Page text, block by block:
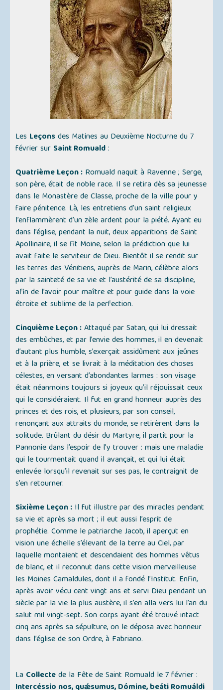
Les Leçonsdes Matines au Deuxième Nocturne du 7
février sur Saint Romuald:
Quatrième Leçon : Romuald naquit à Ravenne ; Serge,
son père, était de noble race. Il se retira dès sa jeunesse
dans le Monastère de Classe, proche de la ville pour y
faire pénitence. Là, les entretiens d’un saint religieux
l’enflammèrent d’un zèle ardent pour la piété. Ayant eu
dans l’église, pendant la nuit, deux apparitions de Saint
Apollinaire, il se fit Moine, selon la prédiction que lui
avait faite le serviteur de Dieu. Bientôt il se rendit sur
les terres des Vénitiens, auprès de Marin, célèbre alors
par la sainteté de sa vie et l’austérité de sa discipline,
afin de l’avoir pour maître et pour guide dans la voie
étroite et sublime de la perfection.
Cinquième Leçon :Attaqué par Satan, qui lui dressait
des embûches, et par l’envie des hommes, il en devenait
d’autant plus humble, s’exerçait assidûment aux jeûnes
et à la prière, et se livrait à la méditation des choses
célestes, en versant d’abondantes larmes : son visage
était néanmoins toujours si joyeux qu’il réjouissait ceux
qui le considéraient. Il fut en grand honneur auprès des
princes et des rois, et plusieurs, par son conseil,
renonçant aux attraits du monde, se retirèrent dans la
solitude. Brûlant du désir du Martyre, il partit pour la
Pannonie dans l’espoir de l’y trouver : mais une maladie
qui le tourmentait quand il avançait, et qui lui était
enlevée lorsqu’il revenait sur ses pas, le contraignit de
s’en retourner.
Sixième Leçon : Il fut illustre par des miracles pendant
sa vie et après sa mort ; il eut aussi l’esprit de
prophétie. Comme le patriarche Jacob, il aperçut en
vision une échelle s’élevant de la terre au Ciel, par
laquelle montaient et descendaient des hommes vêtus
de blanc, et il reconnut dans cette vision merveilleuse
les Moines Camaldules, dont il a fondé l’Institut. Enfin,
après avoir vécu cent vingt ans et servi Dieu pendant un
siècle par la vie la plus austère, il s’en alla vers lui l’an du
salut mil vingt-sept. Son corps ayant été trouvé intact
cinq ans après sa sépulture, on le déposa avec honneur
dans l’église de son Ordre, à Fabriano.
La Collectede la Fête de Saint Romuald le 7 février :